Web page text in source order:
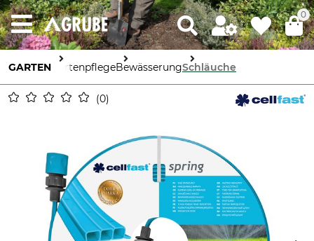
0
GARTEN GartenpflegeBewässerungSchläuche
0